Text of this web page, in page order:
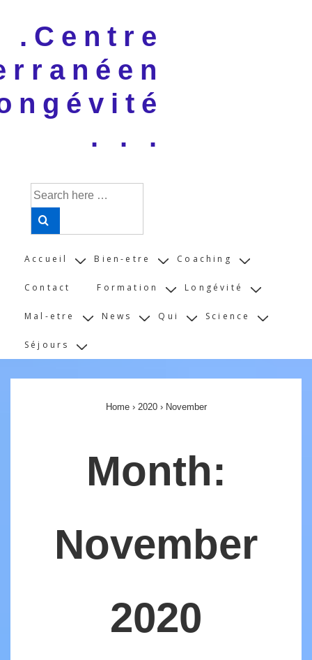
Main
.Centre
. . .
Search
for:
Main
Accueil Bien-etre Coaching
Contact Formation Longévité
Mal-etre News Qui Science
Séjours
Home › 2020 › November
Month:
November
2020